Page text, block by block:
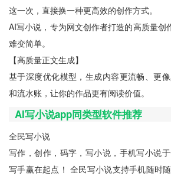
这一次，直接换一种更高效的创作方式。
AI写小说，专为网文创作者打造的高质量创
难变简单。
【高质量正文生成】
基于深度优化模型，生成内容更流畅、更
和流水账，让你的作品更有阅读价值。
AI写小说app同类型软件推荐
全民写小说
写作，创作，码字，写小说，手机写小说
写手赢在起点！ 全民写小说支持手机随时